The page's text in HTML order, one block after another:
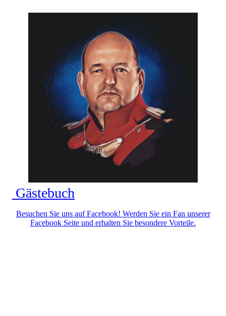
Gästebuch
Besuchen Sie uns auf Facebook! Werden Sie ein Fan unserer
Facebook Seite und erhalten Sie besondere Vorteile.